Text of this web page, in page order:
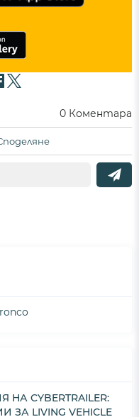
0 Коментара
CYBERTRAILER:
LIVING VEHICLE